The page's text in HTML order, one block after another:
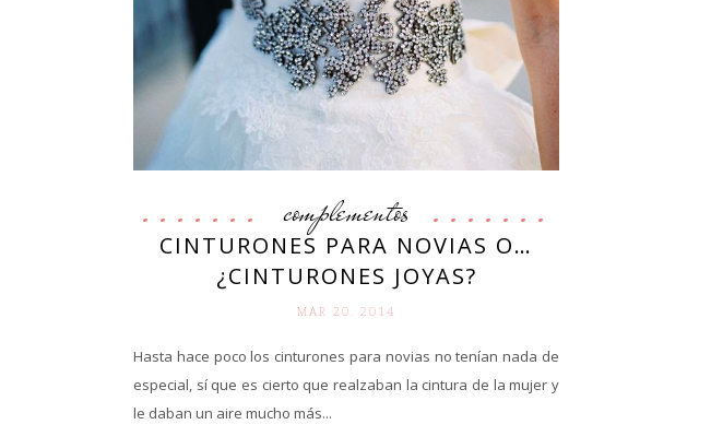
complementos
CINTURONES PARA NOVIAS O…
¿CINTURONES JOYAS?
MAR 20. 2014
Hasta hace poco los cinturones para novias no tenían nada de
especial, sí que es cierto que realzaban la cintura de la mujer y
le daban un aire mucho más...